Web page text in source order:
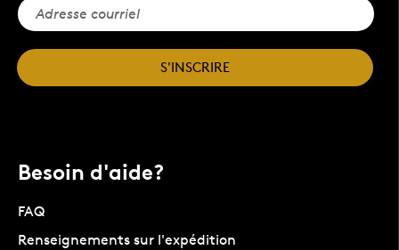
S'INSCRIRE
Besoin d'aide?
FAQ
Renseignements sur l'expédition